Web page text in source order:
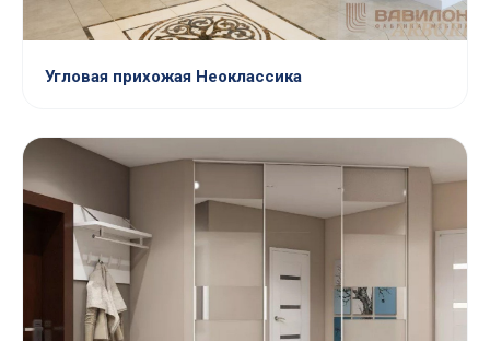
Угловая прихожая Неоклассика